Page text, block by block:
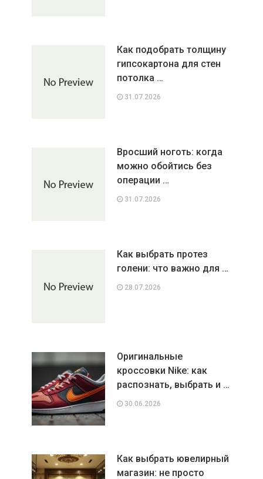
Как подобрать толщину
гипсокартона для стен
потолка …
31.07.2026
Вросший ноготь: когда
можно обойтись без
операции …
31.07.2026
Как выбрать протез
голени: что важно для …
28.07.2026
Оригинальные
кроссовки Nike: как
распознать, выбрать и …
30.06.2026
Как выбрать ювелирный
магазин: не просто